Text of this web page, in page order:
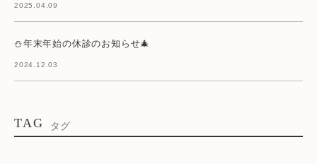
2025.04.09
⛄年末年始の休診のお知らせ🎄
2024.12.03
TAG タグ